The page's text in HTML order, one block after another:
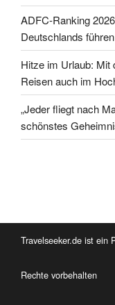
ADFC-Ranking
Deutschlands
Hitze im Urlaub: Mit
Reisen auch im
„Jeder fliegt nach
schönstes
Travelseeker.de ist ein
Rechte vorbehalten